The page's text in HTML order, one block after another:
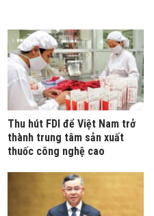
Thu hút FDI để Việt Nam trở
thành trung tâm sản xuất
thuốc công nghệ cao